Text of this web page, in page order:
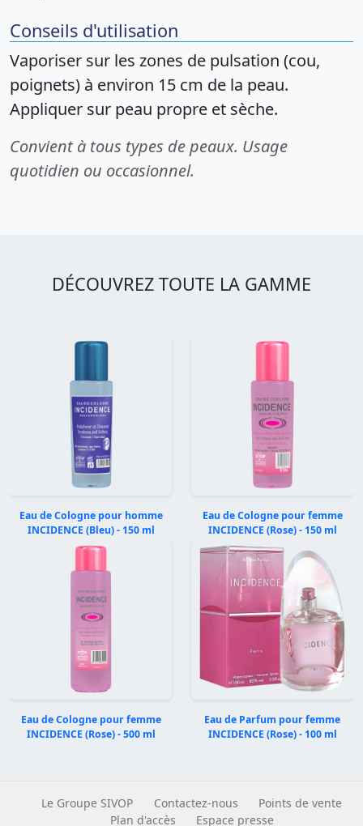
Conseils d'utilisation
Vaporiser sur les zones de pulsation (cou,
poignets) à environ 15 cm de la peau.
Appliquer sur peau propre et sèche.
Convient à tous types de peaux. Usage
quotidien ou occasionnel.
DÉCOUVREZ TOUTE LA GAMME
Eau de Cologne pour homme
INCIDENCE (Bleu) - 150 ml
Eau de Cologne pour femme
INCIDENCE (Rose) - 150 ml
Eau de Cologne pour femme
INCIDENCE (Rose) - 500 ml
Eau de Parfum pour femme
INCIDENCE (Rose) - 100 ml
Précédent
Le Groupe SIVOP Contactez-nous
Points de vente
Plan d'accès
Espace presse